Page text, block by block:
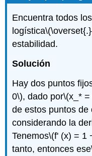
Encuentra todos
logística
estabilidad.
Solución
Hay dos puntos
0\), dado por\(x_* =
de estos puntos
considerando la
Tenemos\(f' (x) = 1
tanto, entonces ese